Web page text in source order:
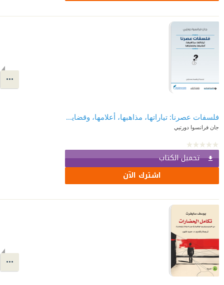
فلسفات عصرنا: تياراتها، مذاهبها، أعلامها، وقضاياها
جان فرانسوا دورتيي
تحميل الكتاب
اشترك الآن